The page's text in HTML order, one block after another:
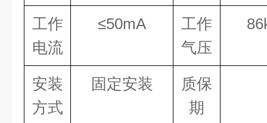
工作
电流
≤50mA
工作
气压
安装
方式
固定安装
质保
期